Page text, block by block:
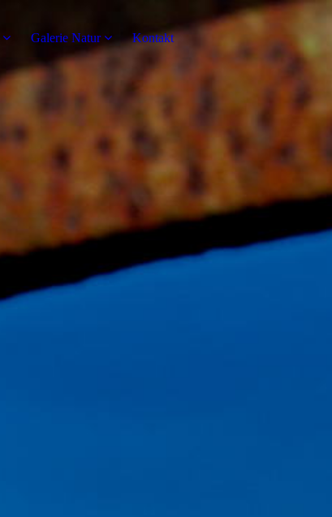
Galerie Natur
Kontakt